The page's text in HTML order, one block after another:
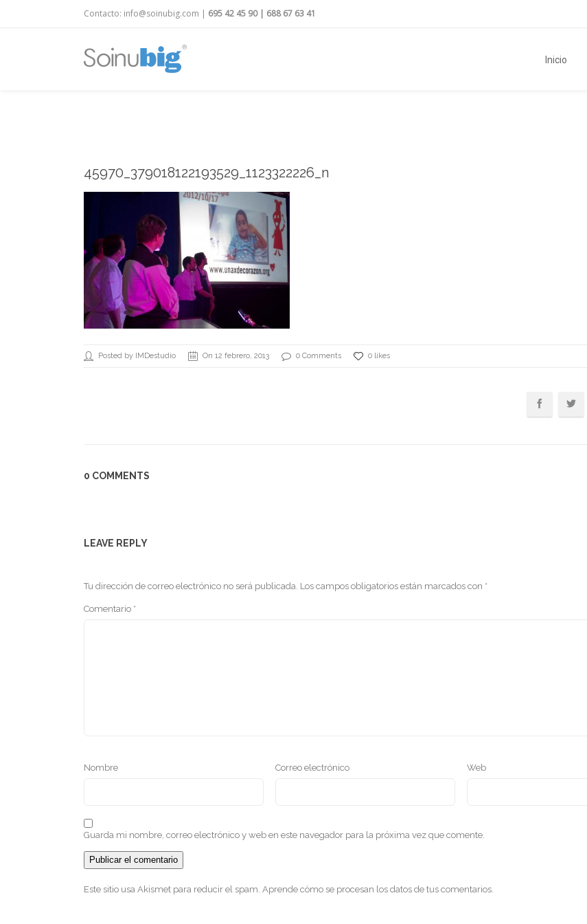
Contacto: info@soinubig.com | 695 42 45 90| 688 67 63 41
Inicio
45970_379018122193529_1123322226_n
Posted by IMDestudio On 12 febrero, 2013 0 Comments 0 likes
0 COMMENTS
LEAVE REPLY
Tu dirección de correo electrónico no será publicada. Los campos obligatorios están marcados con *
Comentario *
Nombre Correo electrónico Web
Guarda mi nombre, correo electrónico y web en este navegador para la próxima vez que comente.
Este sitio usa Akismet para reducir el spam. Aprende cómo se procesan los datos de tus comentarios.